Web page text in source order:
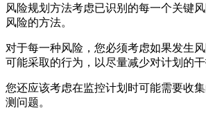
风险规划方法考虑已识别的每一个关键
风险的方法。
对于每一种风险，您必须考虑如果发生
可能采取的行为，以尽量减少对计划的干
您还应该考虑在监控计划时可能需要收
测问题。